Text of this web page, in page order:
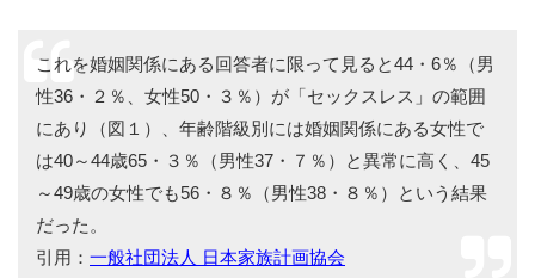
これを婚姻関係にある回答者に限って見ると44・6％（男
性36・２％、女性50・３％）が「セックスレス」の範囲
にあり（図１）、年齢階級別には婚姻関係にある女性で
は40～44歳65・３％（男性37・７％）と異常に高く、45
～49歳の女性でも56・８％（男性38・８％）という結果
だった。
引用： 一般社団法人 日本家族計画協会